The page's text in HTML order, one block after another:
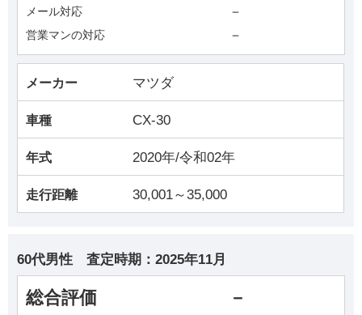
メール対応 －
営業マンの対応 －
メーカー マツダ
車種 CX-30
年式 2020年/令和02年
走行距離 30,001～35,000
60代男性 査定時期： 2025年11月
総合評価 －